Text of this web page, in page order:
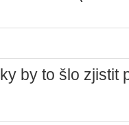
by to šlo zjistit